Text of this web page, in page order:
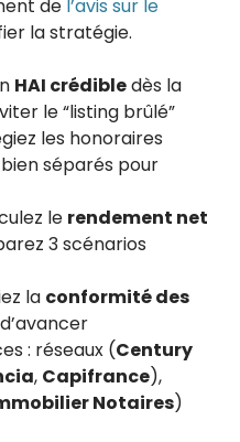
de l’avis sur le
la stratégie.
HAI crédibledès la
le “listing brûlé”
les honoraires
bien séparés pour
le rendement net
3 scénarios
la conformité des
: réseaux (Century
, Capifrance),
Notaires)